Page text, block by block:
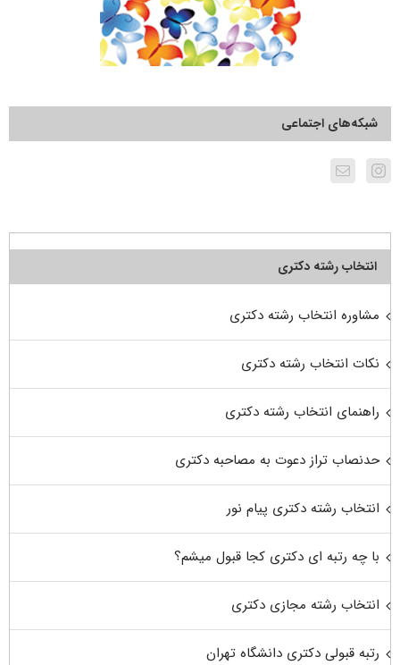
شبکه‌های اجتماعی
انتخاب رشته دکتری
مشاوره انتخاب رشته دکتری
نکات انتخاب رشته دکتری
راهنمای انتخاب رشته دکتری
حدنصاب تراز دعوت به مصاحبه دکتری
انتخاب رشته دکتری پیام نور
با چه رتبه ای دکتری کجا قبول میشم؟
انتخاب رشته مجازی دکتری
رتبه قبولی دکتری دانشگاه تهران